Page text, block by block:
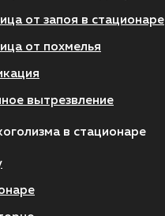
от запоя в стационаре
от похмелья
вытрезвление
в стационаре